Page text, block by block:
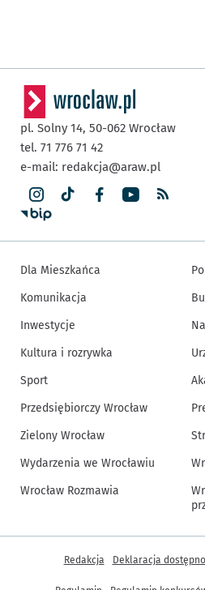
pl. Solny 14, 50-062 Wrocław
tel. 71 776 71 42
e-mail: redakcja@araw.pl
Dla Mieszkańca
Komunikacja
Inwestycje
Kultura i rozrywka
Sport
Przedsiębiorczy Wrocław
Zielony Wrocław
Wydarzenia we Wrocławiu
Wrocław Rozmawia
Inne informacje
Redakcja Deklaracja